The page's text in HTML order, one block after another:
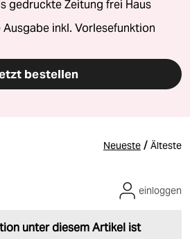
gedruckte Zeitung frei Haus
inkl. Vorlesefunktion
bestellen
Neueste / Älteste
unter diesem Artikel ist
einloggen